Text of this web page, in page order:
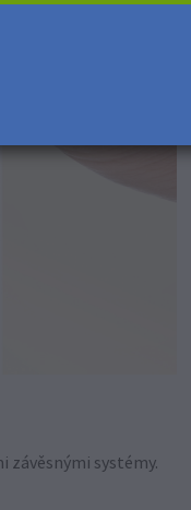
závěsnými systémy.